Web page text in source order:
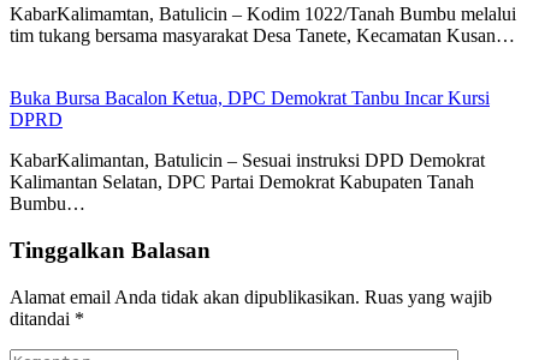
KabarKalimamtan, Batulicin – Kodim 1022/Tanah Bumbu melalui
tim tukang bersama masyarakat Desa Tanete, Kecamatan Kusan…
Buka Bursa Bacalon Ketua, DPC Demokrat Tanbu Incar Kursi
DPRD
KabarKalimantan, Batulicin – Sesuai instruksi DPD Demokrat
Kalimantan Selatan, DPC Partai Demokrat Kabupaten Tanah
Bumbu…
Tinggalkan Balasan
Alamat email Anda tidak akan dipublikasikan. Ruas yang wajib
ditandai *